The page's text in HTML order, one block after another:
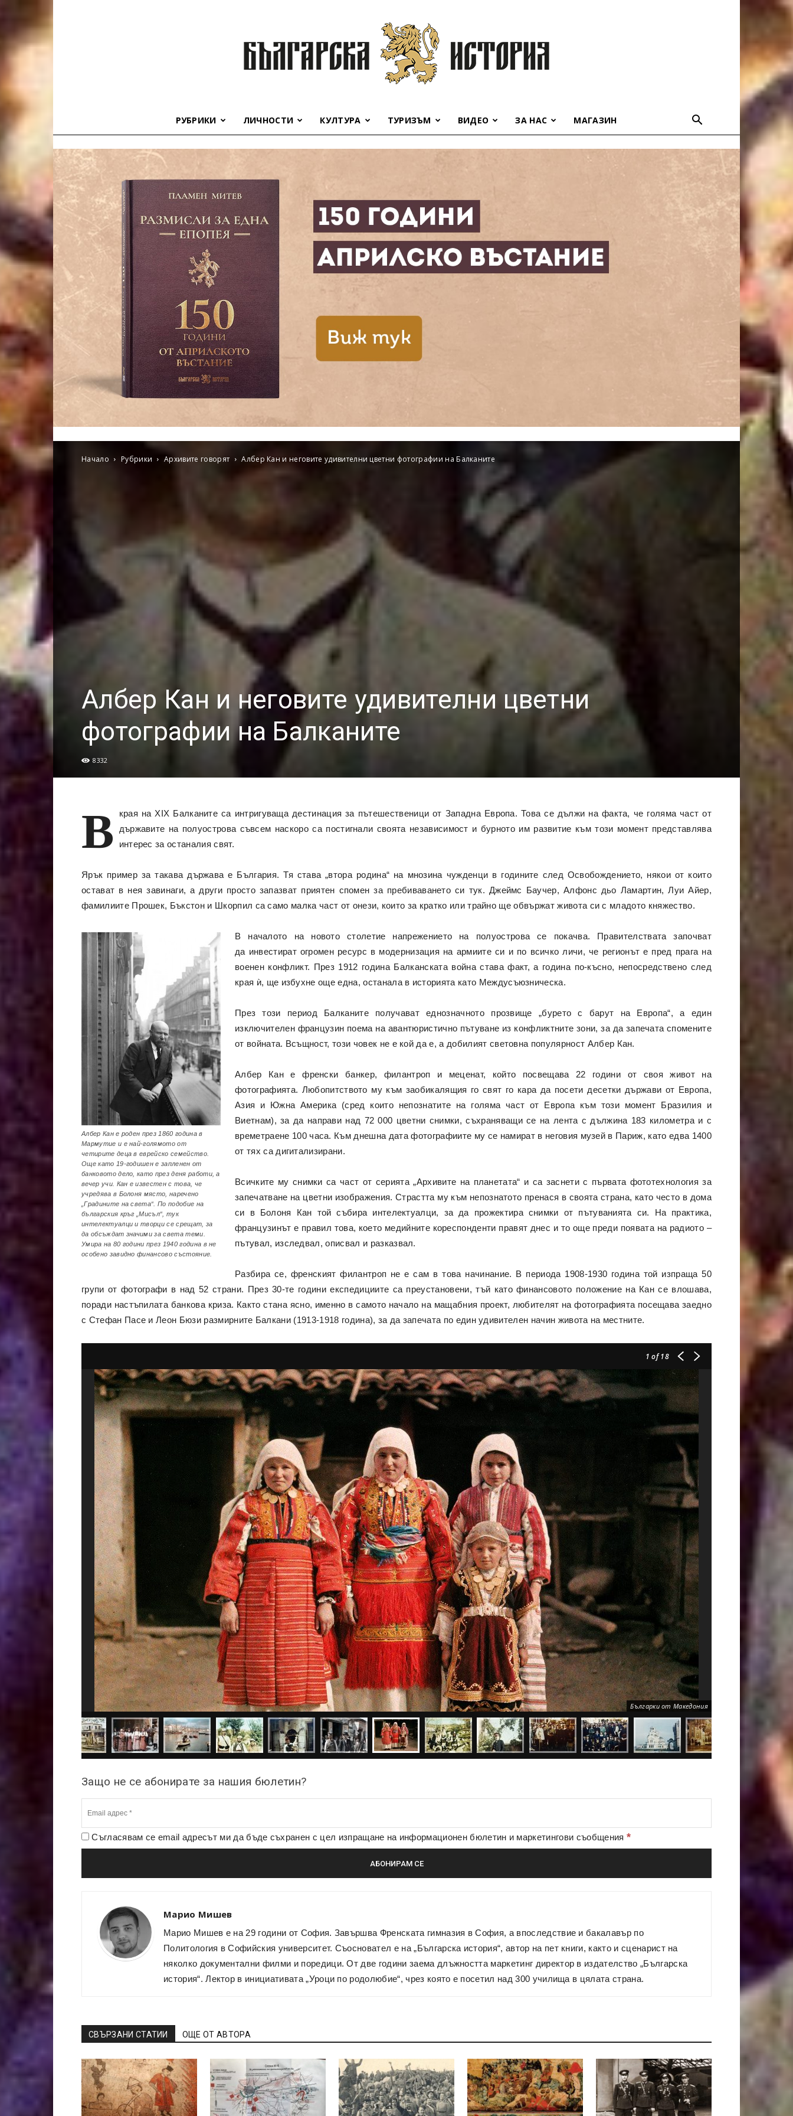
история
РУБРИКИ ЛИЧНОСТИ КУЛТУРА ТУРИЗЪМ ВИДЕО ЗА НАС МАГАЗИН
Начало Рубрики Архивите говорят Албер Кан и неговите удивителни цветни фотографии на Балканите
Албер Кан и неговите удивителни цветни
фотографии на Балканите
8332
В
края на XIX Балканите са интригуваща дестинация за пътешественици от Западна Европа. Това се дължи на факта, че голяма част от
държавите на полуострова съвсем наскоро са постигнали своята независимост и бурното им развитие към този момент представлява
интерес за останалия свят.
Ярък пример за такава държава е България. Тя става „втора родина“ на мнозина чужденци в годините след Освобождението, някои от които
остават в нея завинаги, а други просто запазват приятен спомен за пребиваването си тук. Джеймс Баучер, Алфонс дьо Ламартин, Луи Айер,
фамилиите Прошек, Бъкстон и Шкорпил са само малка част от онези, които за кратко или трайно ще обвържат живота си с младото княжество.
Албер Кан е роден през 1860 година в
Мармутие и е най-голямото от
четирите деца в еврейско семейство.
Още като 19-годишен е запленен от
банковото дело, като през деня работи, а
вечер учи. Кан е известен с това, че
учредява в Болоня място, наречено
„Градините на света“. По подобие на
българския кръг „Мисъл“, тук
интелектуалци и творци се срещат, за
да обсъждат значими за света теми.
Умира на 80 години през 1940 година в не
особено завидно финансово състояние.
В началото на новото столетие напрежението на полуострова се покачва. Правителствата започват
да инвестират огромен ресурс в модернизация на армиите си и по всичко личи, че регионът е пред прага на
военен конфликт. През 1912 година Балканската война става факт, а година по-късно, непосредствено след
края ѝ, ще избухне още една, останала в историята като Междусъюзническа.
През този период Балканите получават еднозначното прозвище „бурето с барут на Европа“, а един
изключителен французин поема на авантюристично пътуване из конфликтните зони, за да запечата спомените
от войната. Всъщност, този човек не е кой да е, а добилият световна популярност Албер Кан.
Албер Кан е френски банкер, филантроп и меценат, който посвещава 22 години от своя живот на
фотографията. Любопитството му към заобикалящия го свят го кара да посети десетки държави от Европа,
Азия и Южна Америка (сред които непознатите на голяма част от Европа към този момент Бразилия и
Виетнам), за да направи над 72 000 цветни снимки, съхраняващи се на лента с дължина 183 километра и с
времетраене 100 часа. Към днешна дата фотографиите му се намират в неговия музей в Париж, като едва 1400
от тях са дигитализирани.
Всичките му снимки са част от серията „Архивите на планетата“ и са заснети с първата фототехнология за
запечатване на цветни изображения. Страстта му към непознатото пренася в своята страна, като често в дома
си в Болоня Кан той събира интелектуалци, за да прожектира снимки от пътуванията си. На практика,
французинът е правил това, което медийните кореспонденти правят днес и то още преди появата на радиото –
пътувал, изследвал, описвал и разказвал.
Разбира се, френският филантроп не е сам в това начинание. В периода 1908-1930 година той изпраща 50
групи от фотографи в над 52 страни. През 30-те години експедициите са преустановени, тъй като финансовото положение на Кан се влошава,
поради настъпилата банкова криза. Както стана ясно, именно в самото начало на мащабния проект, любителят на фотографията посещава заедно
с Стефан Пасе и Леон Бюзи размирните Балкани (1913-1918 година), за да запечата по един удивителен начин живота на местните.
1 of 18
Българки от Македония
Защо не се абонирате за нашия бюлетин?
Съгласявам се email адресът ми да бъде съхранен с цел изпращане на информационен бюлетин и маркетингови съобщения *
Марио Мишев
Марио Мишев е на 29 години от София. Завършва Френската гимназия в София, а впоследствие и бакалавър по
Политология в Софийския университет. Съосновател е на „Българска история“, автор на пет книги, както и сценарист на
няколко документални филми и поредици. От две години заема длъжността маркетинг директор в издателство „Българска
история“. Лектор в инициативата „Уроци по родолюбие“, чрез която е посетил над 300 училища в цялата страна.
СВЪРЗАНИ СТАТИИ ОЩЕ ОТ АВТОРА